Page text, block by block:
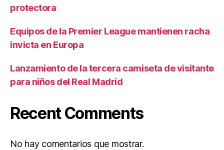
protectora
Equipos de la Premier League mantienen racha
invicta en Europa
Lanzamiento de la tercera camiseta de visitante
para niños del Real Madrid
Recent Comments
No hay comentarios que mostrar.